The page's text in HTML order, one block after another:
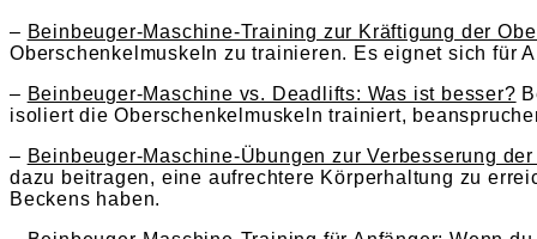
– Beinbeuger-Maschine-Training zur Kräftigung der
Oberschenkelmuskeln zu trainieren. Es eignet sich für
– Beinbeuger-Maschine vs. Deadlifts: Was ist besser?
isoliert die Oberschenkelmuskeln trainiert,
– Beinbeuger-Maschine-Übungen zur Verbesserung
dazu beitragen, eine aufrechtere Körperhaltung zu
Beckens haben.